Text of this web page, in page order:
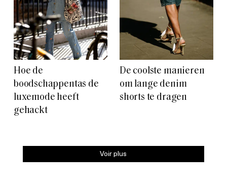
Hoe de
boodschappentas de
luxemode heeft
gehackt
De coolste manieren
om lange denim
shorts te dragen
Voir plus